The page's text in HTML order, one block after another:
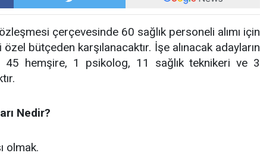
çerçevesinde 60 sağlık personeli alımı için
bütçeden karşılanacaktır. İşe alınacak adayların
45 hemşire, 1 psikolog, 11 sağlık teknikeri ve 3
Nedir?
olmak.